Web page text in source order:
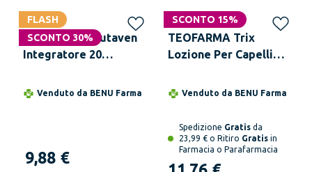
FLASH
SCONTO 30%
TEOFARMA Glutaven
Integratore 20
Venduto da BENU Farma
9,88 €
SCONTO 15%
TEOFARMA Trix
Lozione Per Capelli
Venduto da BENU Farma
Spedizione Gratis da
23,99 € o Ritiro Gratis in
Farmacia o Parafarmacia